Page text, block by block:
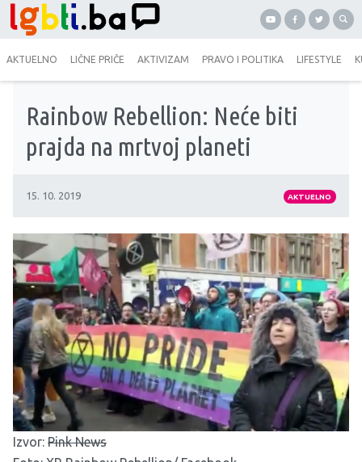
AKTUELNO LIČNE PRIČE AKTIVIZAM PRAVO I POLITIKA LIFESTYLE
Rainbow Rebellion: Neće biti
prajda na mrtvoj planeti
15. 10. 2019 AKTUELNO
Izvor: Pink News